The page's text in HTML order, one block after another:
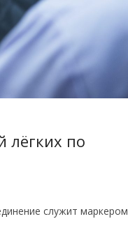
лёгких по
служит маркером